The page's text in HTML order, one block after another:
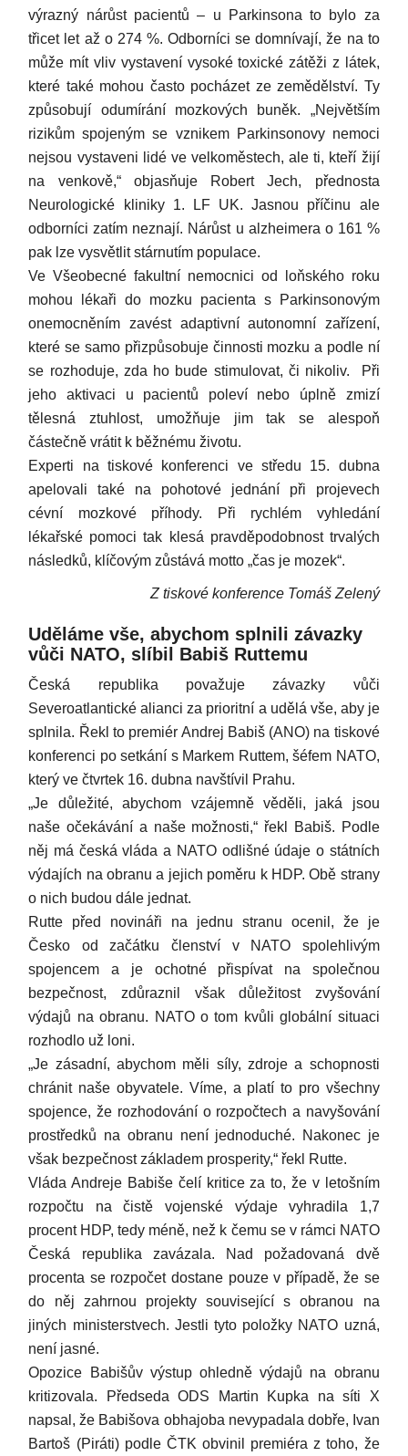
výrazný nárůst pacientů – u Parkinsona to bylo za
třicet let až o 274 %. Odborníci se domnívají, že na to
může mít vliv vystavení vysoké toxické zátěži z látek,
které také mohou často pocházet ze zemědělství. Ty
způsobují odumírání mozkových buněk. „Největším
rizikům spojeným se vznikem Parkinsonovy nemoci
nejsou vystaveni lidé ve velkoměstech, ale ti, kteří žijí
na venkově,“ objasňuje Robert Jech, přednosta
Neurologické kliniky 1. LF UK. Jasnou příčinu ale
odborníci zatím neznají. Nárůst u alzheimera o 161 %
pak lze vysvětlit stárnutím populace.
Ve Všeobecné fakultní nemocnici od loňského roku
mohou lékaři do mozku pacienta s Parkinsonovým
onemocněním zavést adaptivní autonomní zařízení,
které se samo přizpůsobuje činnosti mozku a podle ní
se rozhoduje, zda ho bude stimulovat, či nikoliv. Při
jeho aktivaci u pacientů poleví nebo úplně zmizí
tělesná ztuhlost, umožňuje jim tak se alespoň
částečně vrátit k běžnému životu.
Experti na tiskové konferenci ve středu 15. dubna
apelovali také na pohotové jednání při projevech
cévní mozkové příhody. Při rychlém vyhledání
lékařské pomoci tak klesá pravděpodobnost trvalých
následků, klíčovým zůstává motto „čas je mozek“.
Z tiskové konference Tomáš Zelený
Uděláme vše, abychom splnili závazky
vůči NATO, slíbil Babiš Ruttemu
Česká republika považuje závazky vůči
Severoatlantické alianci za prioritní a udělá vše, aby je
splnila. Řekl to premiér Andrej Babiš (ANO) na tiskové
konferenci po setkání s Markem Ruttem, šéfem NATO,
který ve čtvrtek 16. dubna navštívil Prahu.
„Je důležité, abychom vzájemně věděli, jaká jsou
naše očekávání a naše možnosti,“ řekl Babiš. Podle
něj má česká vláda a NATO odlišné údaje o státních
výdajích na obranu a jejich poměru k HDP. Obě strany
o nich budou dále jednat.
Rutte před novináři na jednu stranu ocenil, že je
Česko od začátku členství v NATO spolehlivým
spojencem a je ochotné přispívat na společnou
bezpečnost, zdůraznil však důležitost zvyšování
výdajů na obranu. NATO o tom kvůli globální situaci
rozhodlo už loni.
„Je zásadní, abychom měli síly, zdroje a schopnosti
chránit naše obyvatele. Víme, a platí to pro všechny
spojence, že rozhodování o rozpočtech a navyšování
prostředků na obranu není jednoduché. Nakonec je
však bezpečnost základem prosperity,“ řekl Rutte.
Vláda Andreje Babiše čelí kritice za to, že v letošním
rozpočtu na čistě vojenské výdaje vyhradila 1,7
procent HDP, tedy méně, než k čemu se v rámci NATO
Česká republika zavázala. Nad požadovaná dvě
procenta se rozpočet dostane pouze v případě, že se
do něj zahrnou projekty související s obranou na
jiných ministerstvech. Jestli tyto položky NATO uzná,
není jasné.
Opozice Babišův výstup ohledně výdajů na obranu
kritizovala. Předseda ODS Martin Kupka na síti X
napsal, že Babišova obhajoba nevypadala dobře, Ivan
Bartoš (Piráti) podle ČTK obvinil premiéra z toho, že